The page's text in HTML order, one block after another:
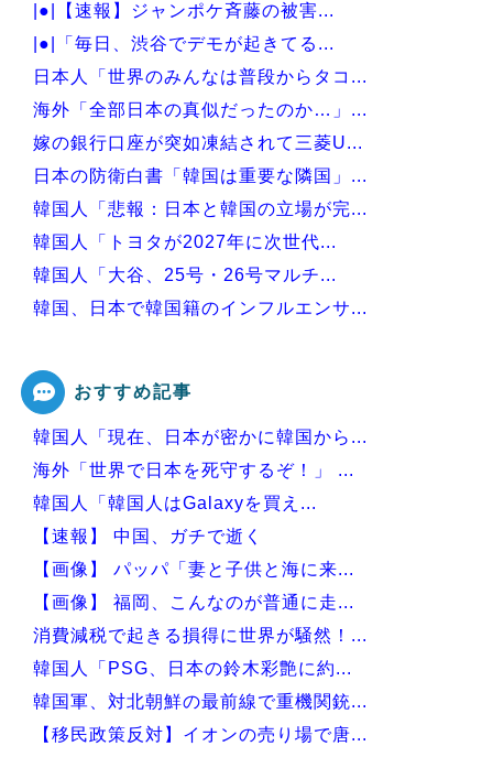
|●|【速報】ジャンポケ斉藤の被害...
|●|「毎日、渋谷でデモが起きてる...
日本人「世界のみんなは普段からタコ...
海外「全部日本の真似だったのか…」...
嫁の銀行口座が突如凍結されて三菱U...
日本の防衛白書「韓国は重要な隣国」...
韓国人「悲報：日本と韓国の立場が完...
韓国人「トヨタが2027年に次世代...
韓国人「大谷、25号・26号マルチ...
韓国、日本で韓国籍のインフルエンサ...
Powered by livedoor 相互RSS
おすすめ記事
韓国人「現在、日本が密かに韓国から...
海外「世界で日本を死守するぞ！」 ...
韓国人「韓国人はGalaxyを買え...
【速報】 中国、ガチで逝く
【画像】 パッパ「妻と子供と海に来...
【画像】 福岡、こんなのが普通に走...
消費減税で起きる損得に世界が騒然！...
韓国人「PSG、日本の鈴木彩艶に約...
韓国軍、対北朝鮮の最前線で重機関銃...
【移民政策反対】イオンの売り場で唐...